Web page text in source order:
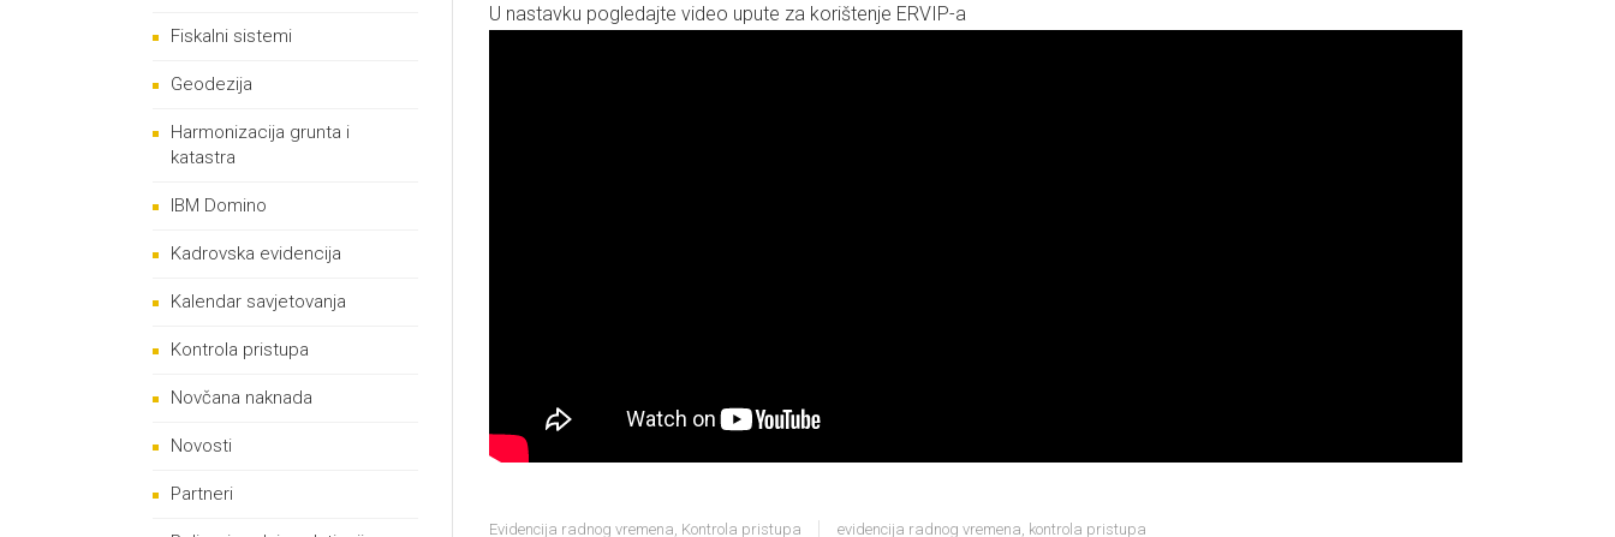
U nastavku pogledajte video upute za korištenje ERVIP-a
Evidencija radnog vremena Kontrola pristupa evidencija radnog vremena kontrola pristupa
Fiskalni sistemi
Geodezija
Harmonizacija grunta i
katastra
IBM Domino
Kadrovska evidencija
Kalendar savjetovanja
Kontrola pristupa
Novčana naknada
Novosti
Partneri